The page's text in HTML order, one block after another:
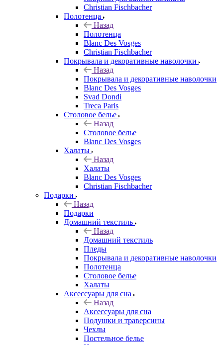
Christian Fischbacher
Полотенца
Назад
Полотенца
Blanc Des Vosges
Christian Fischbacher
Покрывала и декоративные наволочки
Назад
Покрывала и декоративные наволочки
Blanc Des Vosges
Svad Dondi
Treca Paris
Столовое белье
Назад
Столовое белье
Blanc Des Vosges
Халаты
Назад
Халаты
Blanc Des Vosges
Christian Fischbacher
Подарки
Назад
Подарки
Домашний текстиль
Назад
Домашний текстиль
Пледы
Покрывала и декоративные наволочки
Полотенца
Столовое белье
Халаты
Аксессуары для сна
Назад
Аксессуары для сна
Подушки и траверсины
Чехлы
Постельное белье